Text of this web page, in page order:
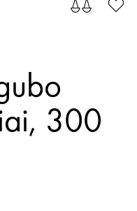
300